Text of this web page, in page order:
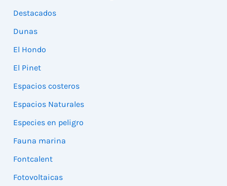
Destacados
Dunas
El Hondo
El Pinet
Espacios costeros
Espacios Naturales
Especies en peligro
Fauna marina
Fontcalent
Fotovoltaicas